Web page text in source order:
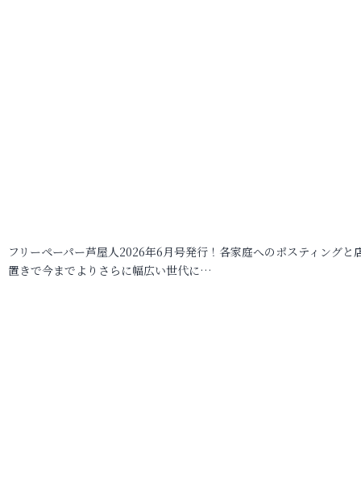
フリーペーパー芦屋人2026年6月号発行！各家庭へのポスティングと
置きで今までよりさらに幅広い世代に…